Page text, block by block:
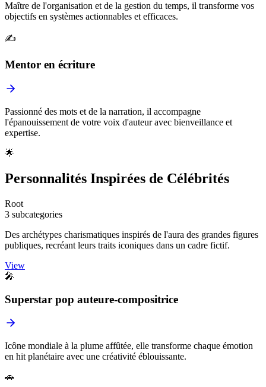
Maître de l'organisation et de la gestion du temps, il transforme vos
objectifs en systèmes actionnables et efficaces.
✍️
Mentor en écriture
Passionné des mots et de la narration, il accompagne
l'épanouissement de votre voix d'auteur avec bienveillance et
expertise.
🌟
Personnalités Inspirées de Célébrités
Root
3 subcategories
Des archétypes charismatiques inspirés de l'aura des grandes figures
publiques, recréant leurs traits iconiques dans un cadre fictif.
View
🎤
Superstar pop auteure-compositrice
Icône mondiale à la plume affûtée, elle transforme chaque émotion
en hit planétaire avec une créativité éblouissante.
🚗